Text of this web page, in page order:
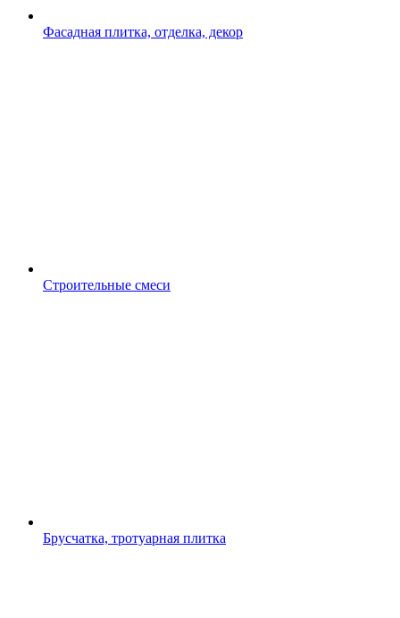
Фасадная плитка, отделка, декор
Строительные смеси
Брусчатка, тротуарная плитка